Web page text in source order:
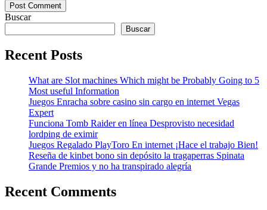
Buscar
Buscar
Recent Posts
What are Slot machines Which might be Probably Going to 5
Most useful Information
Juegos Enracha sobre casino sin cargo en internet Vegas
Expert
Funciona Tomb Raider en línea Desprovisto necesidad
lordping de eximir
Juegos Regalado PlayToro En internet ¡Hace el trabajo Bien!
Reseña de kinbet bono sin depósito la tragaperras Spinata
Grande Premios y no ha transpirado alegría
Recent Comments